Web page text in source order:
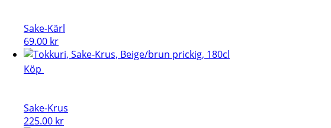
Sake-Kärl
69.00 kr
Köp
Sake-Krus
225.00 kr